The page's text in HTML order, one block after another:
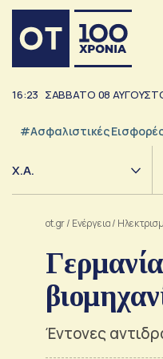
16:23 ΣΑΒΒΑΤΟ 08
#Ασφαλιστικές
Χ.Α.
ot.gr/ Ενέργεια/
Έντονες